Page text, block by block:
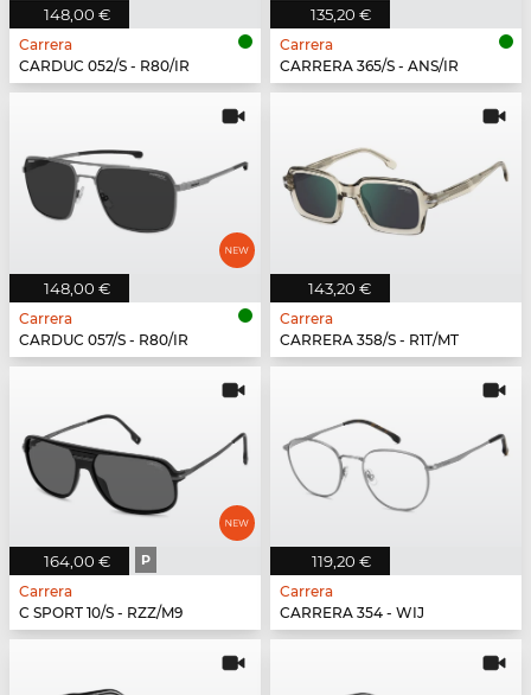
148,00 €
Carrera
CARDUC 052/S - R80/IR
135,20 €
Carrera
CARRERA 365/S - ANS/IR
148,00 €
Carrera
CARDUC 057/S - R80/IR
143,20 €
Carrera
CARRERA 358/S - R1T/MT
164,00 € P
Carrera
C SPORT 10/S - RZZ/M9
119,20 €
Carrera
CARRERA 354 - WIJ